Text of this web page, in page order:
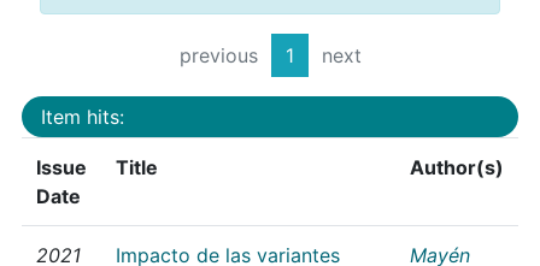
previous 1 next
Item hits:
Issue
Date
Title Author(s)
2021
Impacto de las variantes
Mayén